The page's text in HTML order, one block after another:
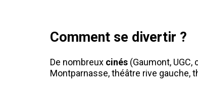
Comment se divertir ?
De nombreux cinés(Gaumont, UGC,
Montparnasse, théâtre rive gauche,